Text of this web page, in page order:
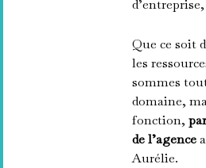
Que ce soit
les
sommes
domaine,
fonction,
de l’agence
Aurélie.